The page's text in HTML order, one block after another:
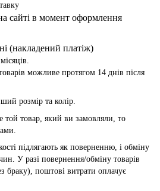
сайті в момент оформлення
(накладений платіж)
можливе протягом 14 днів після
розмір та колір.
той товар, який ви замовляли, то
підлягають як поверненню, і обміну
У разі повернення/обміну товарів
браку), поштові витрати оплачує